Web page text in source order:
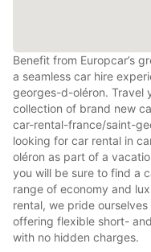
Benefit from Europcar’s
a seamless car hire
georges-d-oléron. Travel
collection of brand new
car-rental-france/saint-
looking for car rental in
oléron as part of a
you will be sure to find a
range of economy and
rental, we pride
offering flexible short-
with no hidden charges.